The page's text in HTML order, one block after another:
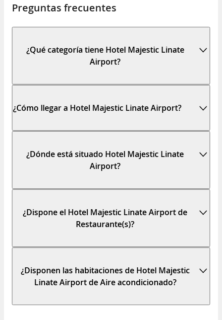
Preguntas frecuentes
¿Qué categoría tiene Hotel Majestic Linate
Airport?
¿Cómo llegar a Hotel Majestic Linate Airport?
¿Dónde está situado Hotel Majestic Linate
Airport?
¿Dispone el Hotel Majestic Linate Airport de
Restaurante(s)?
¿Disponen las habitaciones de Hotel Majestic
Linate Airport de Aire acondicionado?